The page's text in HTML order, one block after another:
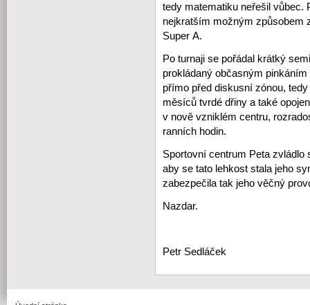
tedy matematiku neřešil vůbec.
nejkratším možným způsobem
Super A.
Po turnaji se pořádal krátký
prokládaný občasným
přímo před diskusní zónou,
měsíců tvrdé dřiny a také
v nově vzniklém centru,
ranních hodin.
Sportovní centrum Peta zvládlo
aby se tato lehkost stala jeho
zabezpečila tak jeho věčný
Nazdar.
Petr Sedláček